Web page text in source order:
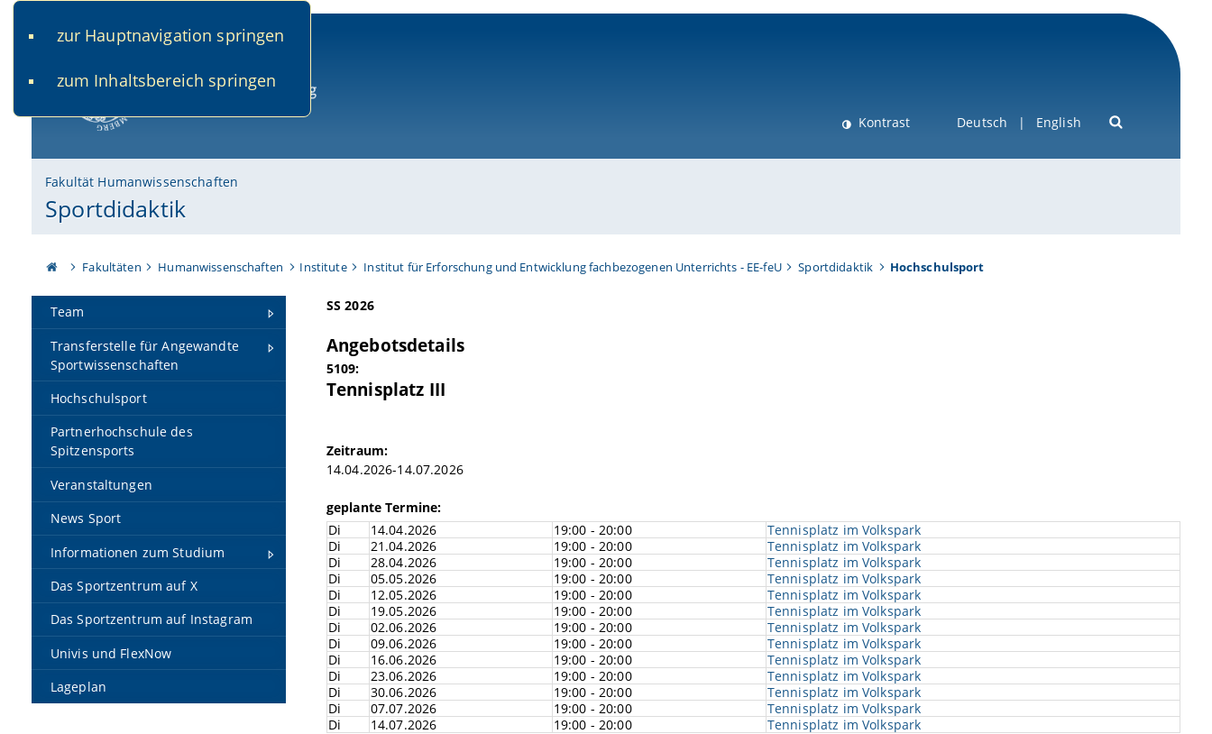
zur Hauptnavigation springen
zum Inhaltsbereich springen
Kontrast Deutsch English
Fakultät Humanwissenschaften
Sportdidaktik
Fakultäten Humanwissenschaften Institute Institut für Erforschung und Entwicklung fachbezogenen Unterrichts - EE-feU Sportdidaktik Hochschulsport
Team
Transferstelle für Angewandte
Sportwissenschaften
Hochschulsport
Partnerhochschule des
Spitzensports
Veranstaltungen
News Sport
Informationen zum Studium
Das Sportzentrum auf X
Das Sportzentrum auf Instagram
Univis und FlexNow
Lageplan
SS 2026
Angebotsdetails
5109:
Tennisplatz III
Zeitraum:
14.04.2026-14.07.2026
geplante Termine:
Di
14.04.2026 19:00 - 20:00
Tennisplatz im Volkspark
Di
21.04.2026 19:00 - 20:00
Tennisplatz im Volkspark
Di
28.04.2026 19:00 - 20:00
Tennisplatz im Volkspark
Di
05.05.2026 19:00 - 20:00
Tennisplatz im Volkspark
Di
12.05.2026 19:00 - 20:00
Tennisplatz im Volkspark
Di
19.05.2026 19:00 - 20:00
Tennisplatz im Volkspark
Di
02.06.2026 19:00 - 20:00
Tennisplatz im Volkspark
Di
09.06.2026 19:00 - 20:00
Tennisplatz im Volkspark
Di
16.06.2026 19:00 - 20:00
Tennisplatz im Volkspark
Di
23.06.2026 19:00 - 20:00
Tennisplatz im Volkspark
Di
30.06.2026 19:00 - 20:00
Tennisplatz im Volkspark
Di
07.07.2026 19:00 - 20:00
Tennisplatz im Volkspark
Di
14.07.2026 19:00 - 20:00 Tennisplatz im Volkspark